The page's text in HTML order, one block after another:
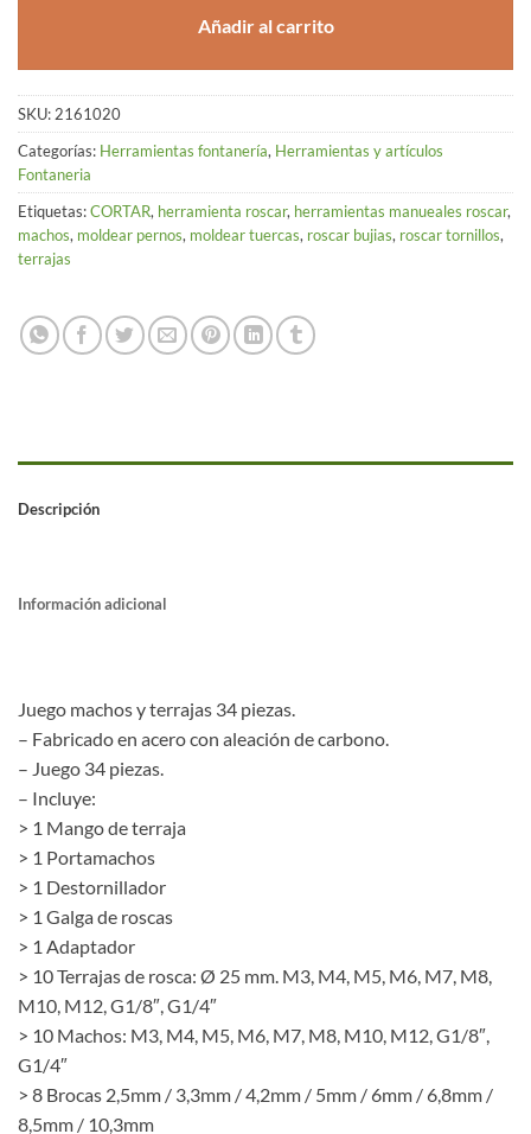
Añadir al carrito
SKU: 2161020
Categorías: Herramientas fontanería, Herramientas y artículos
Fontaneria
Etiquetas:CORTAR, herramienta roscar, herramientas manueales roscar,
machos, moldear pernos, moldear tuercas, roscar bujias, roscar tornillos,
terrajas
Descripción
Información adicional
Juego machos y terrajas 34 piezas.
– Fabricado en acero con aleación de carbono.
– Juego 34 piezas.
– Incluye:
> 1 Mango de terraja
> 1 Portamachos
> 1 Destornillador
> 1 Galga de roscas
> 1 Adaptador
> 10 Terrajas de rosca: Ø 25 mm. M3, M4, M5, M6, M7, M8,
M10, M12, G1/8″, G1/4″
> 10 Machos: M3, M4, M5, M6, M7, M8, M10, M12, G1/8″,
G1/4″
> 8 Brocas 2,5mm / 3,3mm / 4,2mm / 5mm / 6mm / 6,8mm /
8,5mm / 10,3mm